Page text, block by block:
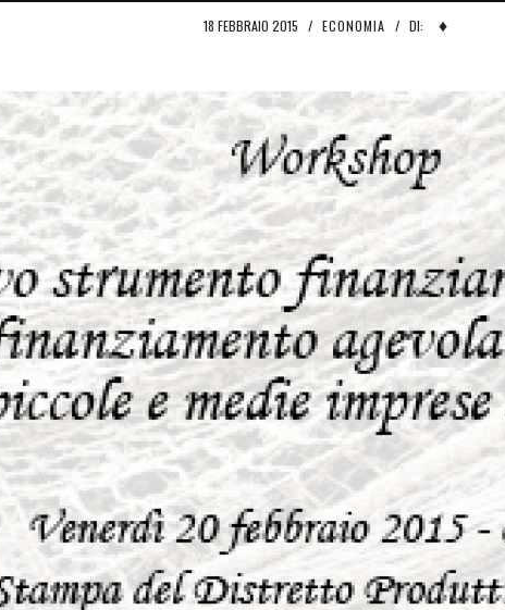
18 FEBBRAIO 2015 / ECONOMIA / DI: ♦